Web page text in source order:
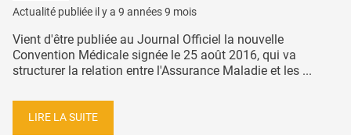
Actualité publiée il y a 9 années 9 mois
Vient d'être publiée au Journal Officiel la nouvelle
Convention Médicale signée le 25 août 2016, qui va
structurer la relation entre l'Assurance Maladie et les ...
LIRE LA SUITE